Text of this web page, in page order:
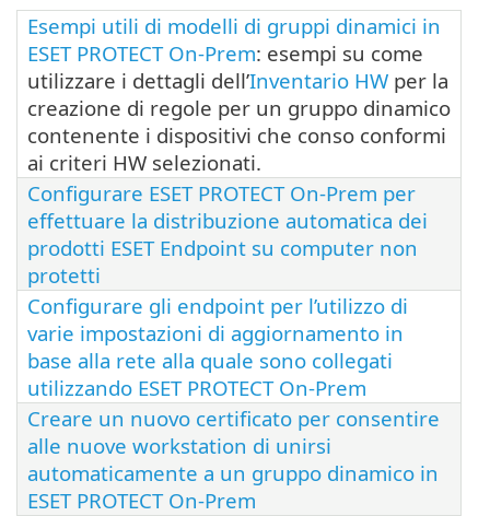
Esempi utili di modelli di gruppi dinamici in
ESET PROTECT On-Prem: esempi su come
utilizzare i dettagli dell’Inventario HW per la
creazione di regole per un gruppo dinamico
contenente i dispositivi che conso conformi
ai criteri HW selezionati.
Configurare ESET PROTECT On-Prem per
effettuare la distribuzione automatica dei
prodotti ESET Endpoint su computer non
protetti
Configurare gli endpoint per l’utilizzo di
varie impostazioni di aggiornamento in
base alla rete alla quale sono collegati
utilizzando ESET PROTECT On-Prem
Creare un nuovo certificato per consentire
alle nuove workstation di unirsi
automaticamente a un gruppo dinamico in
ESET PROTECT On-Prem